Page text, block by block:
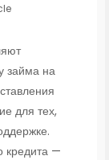
займа на
для тех,
кредита —